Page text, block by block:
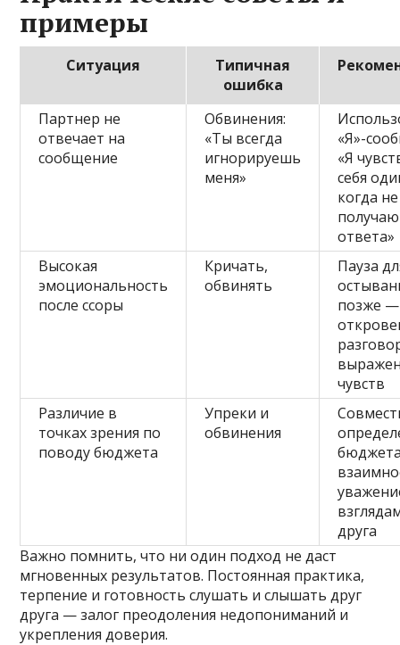
примеры
Ситуация
Типичная
ошибка
Партнер не
отвечает на
сообщение
Обвинения:
«Ты всегда
игнорируешь
меня»
«Я»-
«Я
себя
когда не
получаю
ответа»
Высокая
эмоциональность
после ссоры
Кричать,
обвинять
Пауза
позже —
чувств
Различие в
точках зрения по
поводу бюджета
Упреки и
обвинения
друга
Важно помнить, что ни один подход не даст
мгновенных результатов. Постоянная практика,
терпение и готовность слушать и слышать друг
друга — залог преодоления недопониманий и
укрепления доверия.